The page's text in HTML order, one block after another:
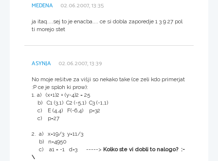
MEDENA 02.06.2007, 13:35
ja itaq....sej to je enacba.... ce si dobla zaporedje 1 3 9 27 pol
ti morejo stet
ASYNJA 02.06.2007, 13:39
No moje rešitve za višji so nekako take (ce zeli kdo primerjat
:P ce je sploh ki prow):
1. a) (x+1)2 + (y-4)2 = 25
b) C1 (3,1) C2 (-5,1) C3 (-1,1)
c) E (4,4) F(-6,4) p=32
c) p=27
2. a) x=19/3 y=11/3
b) n=4950
c) a1 = -1 d=3 -----> Kolko ste vi dobli to nalogo? :-
\